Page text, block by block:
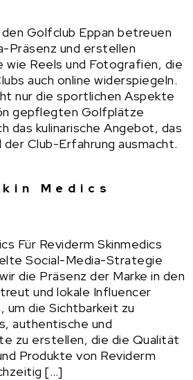
Golfclub Eppan betreuen
Präsenz und erstellen
wie Reels und Fotografien, die
auch online widerspiegeln.
nur die sportlichen Aspekte
gepflegten Golfplätze
das kulinarische Angebot, das
Club-Erfahrung ausmacht.
Medics
Für Reviderm Skinmedics
Social-Media-Strategie
die Präsenz der Marke in den
und lokale Influencer
um die Sichtbarkeit zu
authentische und
zu erstellen, die die Qualität
Produkte von Reviderm
[…]